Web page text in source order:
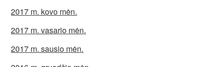
2017 m. kovo mėn.
2017 m. vasario mėn.
2017 m. sausio mėn.